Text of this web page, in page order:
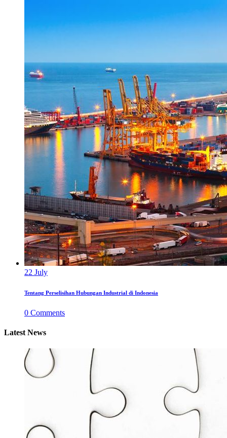
22 July
Tentang Perselisihan Hubungan Industrial di Indonesia
0 Comments
Latest News